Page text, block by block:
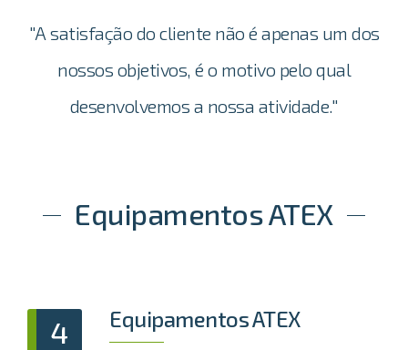
"A satisfação do cliente não é apenas um dos
nossos objetivos, é o motivo pelo qual
desenvolvemos a nossa atividade."
Equipamentos ATEX
4 Equipamentos ATEX